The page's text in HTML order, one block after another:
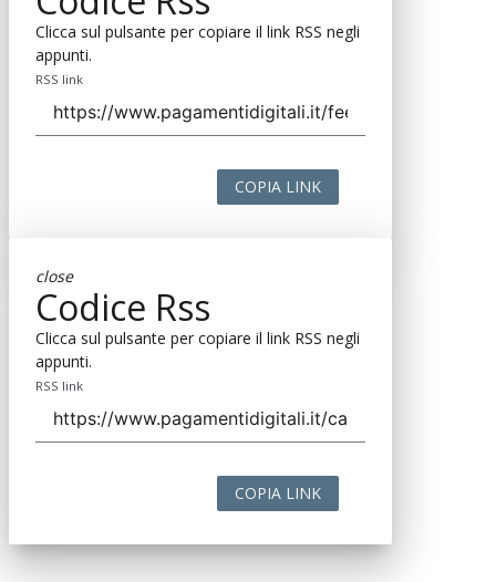
Clicca sul pulsante per copiare il link RSS negli
appunti.
RSS link
COPIA LINK
close
Codice Rss
Clicca sul pulsante per copiare il link RSS negli
appunti.
RSS link
COPIA LINK